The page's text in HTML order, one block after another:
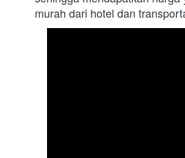
murah dari hotel dan